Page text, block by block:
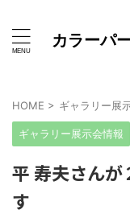
カラーパ
HOME > ギャラリー展
ギャラリー展示会情報
平 寿夫さんが
す